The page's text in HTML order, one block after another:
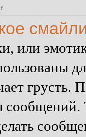
или
сообщений.